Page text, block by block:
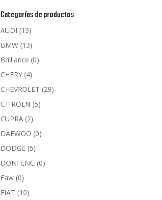
Categorías de productos
AUDI (13)
BMW (13)
Brilliance (0)
CHERY (4)
CHEVROLET (29)
CITROEN (5)
CUPRA (2)
DAEWOO (0)
DODGE (5)
DONFENG (0)
Faw (0)
FIAT (10)